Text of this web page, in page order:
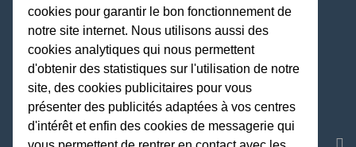
REJOIGNEZ LA COMMUNAUTE
cookies pour garantir le bon fonctionnement de
notre site internet. Nous utilisons aussi des
cookies analytiques qui nous permettent
d'obtenir des statistiques sur l'utilisation de notre
site, des cookies publicitaires pour vous
présenter des publicités adaptées à vos centres
d'intérêt et enfin des cookies de messagerie qui